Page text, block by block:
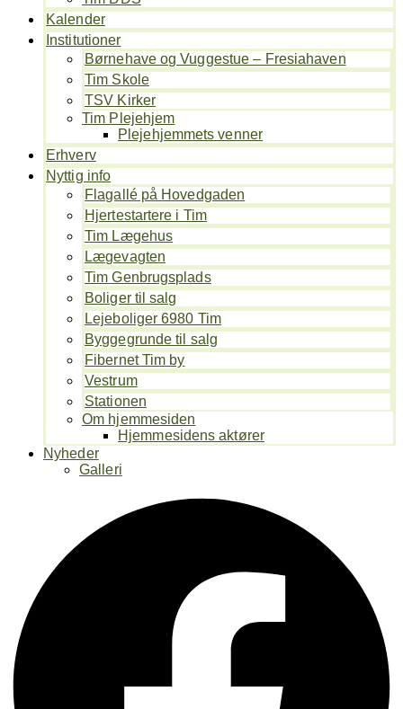
Kalender
Institutioner
Børnehave og Vuggestue – Fresiahaven
Tim Skole
TSV Kirker
Tim Plejehjem
Plejehjemmets venner
Erhverv
Nyttig info
Flagallé på Hovedgaden
Hjertestartere i Tim
Tim Lægehus
Lægevagten
Tim Genbrugsplads
Boliger til salg
Lejeboliger 6980 Tim
Byggegrunde til salg
Fibernet Tim by
Vestrum
Stationen
Om hjemmesiden
Hjemmesidens aktører
Nyheder
Galleri